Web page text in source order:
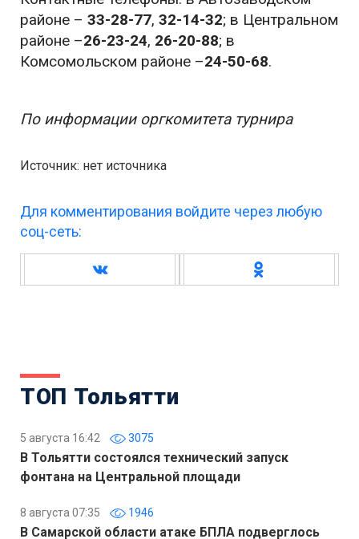
районе – 33-28-77, 32-14-32; в Центральном
районе –26-23-24, 26-20-88; в
Комсомольском районе –24-50-68.
По информации оргкомитета турнира
Источник: нет источника
Для комментирования войдите через любую
соц-сеть:
ТОП Тольятти
5 августа 16:42 3075
В Тольятти состоялся технический запуск
фонтана на Центральной площади
8 августа 07:35 1946
В Самарской области атаке БПЛА подверглось